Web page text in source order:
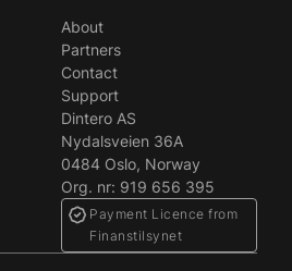
About
Partners
Contact
Support
Dintero AS
Nydalsveien 36A
0484 Oslo, Norway
Org. nr: 919 656 395
Payment Licence from
Finanstilsynet